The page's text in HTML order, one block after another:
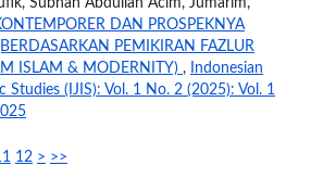
Subhan Abdullah Acim, Jumarim,
DAN PROSPEKNYA
PEMIKIRAN FAZLUR
ISLAM & MODERNITY) ,
Indonesian
Studies (IJIS): Vol. 1 No. 2 (2025): Vol. 1
12 > >>